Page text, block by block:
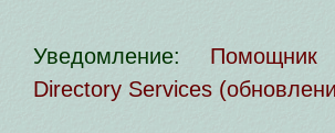
Уведомление:
Directory Services